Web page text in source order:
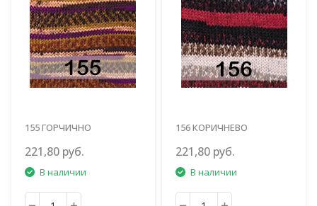
155 ГОРЧИЧНО
221,80 руб.
В наличии
156 КОРИЧНЕВО
221,80 руб.
В наличии